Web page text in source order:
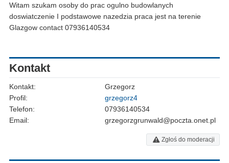
Witam szukam osoby do prac ogulno budowlanych
doswiatczenie I podstawowe nazedzia praca jest na terenie
Glazgow contact 07936140534
Kontakt
Kontakt:
Grzegorz
Profil:
grzegorz4
Telefon:
07936140534
Email:
grzegorzgrunwald@poczta.onet.pl
Zgłoś do moderacji